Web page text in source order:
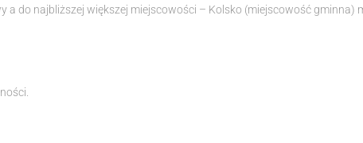
a do najbliższej większej miejscowości – Kolsko (miejscowość gminna)